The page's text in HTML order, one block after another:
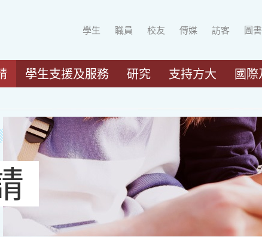
學生 職員 校友 傳媒 訪客 圖
學生支援及服務 研究 支持方大 國際